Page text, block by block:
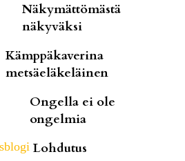
Näkymättömästä
näkyväksi
Kämppäkaverina
metsäeläkeläinen
Ongella ei ole
ongelmia
Lohdutus